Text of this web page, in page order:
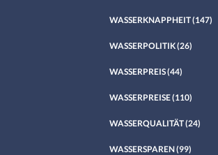
WASSERKNAPPHEIT(147)
WASSERPOLITIK(26)
WASSERPREIS(44)
WASSERPREISE(110)
WASSERQUALITÄT(24)
WASSERSPAREN(99)